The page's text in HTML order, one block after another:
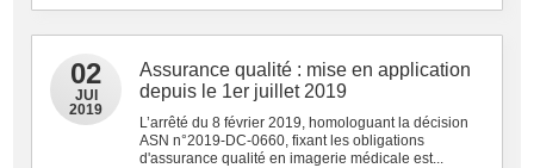
02
JUI
2019
Assurance qualité : mise en application
depuis le 1er juillet 2019
L’arrêté du 8 février 2019, homologuant la décision
ASN n°2019-DC-0660, fixant les obligations
d'assurance qualité en imagerie médicale est...